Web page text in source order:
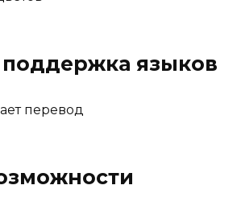
языков
перевод